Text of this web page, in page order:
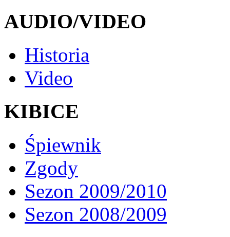
AUDIO/VIDEO
Historia
Video
KIBICE
Śpiewnik
Zgody
Sezon 2009/2010
Sezon 2008/2009